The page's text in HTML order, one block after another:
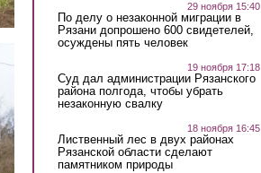
29 ноября 15:40
По делу о незаконной миграции в
Рязани допрошено 600 свидетелей,
осуждены пять человек
19 ноября 17:18
Суд дал администрации Рязанского
района полгода, чтобы убрать
незаконную свалку
18 ноября 16:45
Лиственный лес в двух районах
Рязанской области сделают
памятником природы